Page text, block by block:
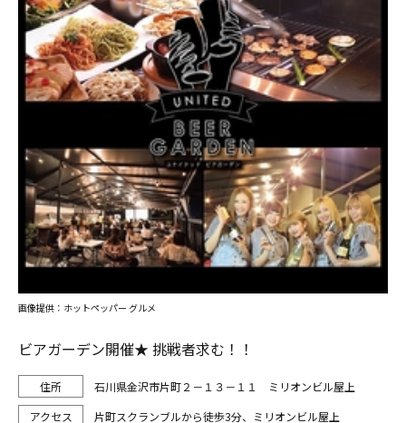
ビアガーデン開催★ 挑戦者求む！！
石川県金沢市片町２－１３－１１ ミリオンビル屋上
片町スクランブルから徒歩3分、ミリオンビル屋上
画像提供：ホットペッパー グルメ